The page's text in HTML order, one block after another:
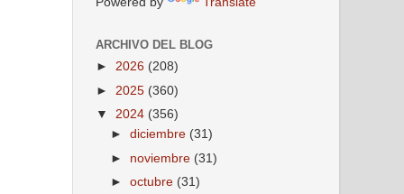
ARCHIVO DEL BLOG
► 2026 (208)
► 2025 (360)
▼ 2024 (356)
►diciembre (31)
► noviembre (31)
►octubre (31)